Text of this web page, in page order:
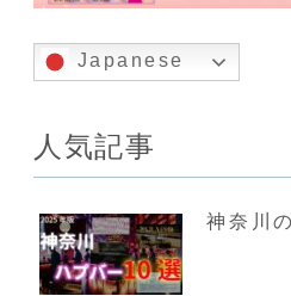
Japanese
人気記事
神奈川